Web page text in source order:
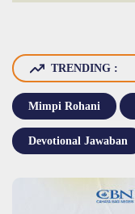
TRENDING :
Mimpi Rohani
Devotional Jawaban